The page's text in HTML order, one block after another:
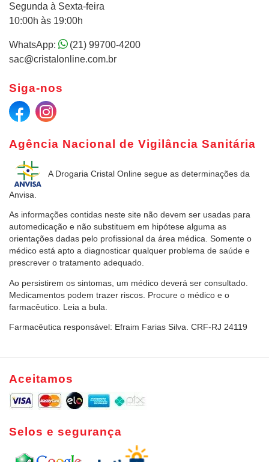
Agência Nacional de Vigilância Sanitária
A Drogaria Cristal Online segue as determinações da
Anvisa.
As informações contidas neste site não devem ser usadas para
automedicação e não substituem em hipótese alguma as
orientações dadas pelo profissional da área médica. Somente o
médico está apto a diagnosticar qualquer problema de saúde e
prescrever o tratamento adequado.
Ao persistirem os sintomas, um médico deverá ser consultado.
Medicamentos podem trazer riscos. Procure o médico e o
farmacêutico. Leia a bula.
Farmacêutica responsável: Efraim Farias Silva. CRF-RJ 24119
Segunda à Sexta-feira
10:00h às 19:00h
WhatsApp:
(21) 99700-4200
sac@cristalonline.com.br
Siga-nos
Aceitamos
Selos e segurança